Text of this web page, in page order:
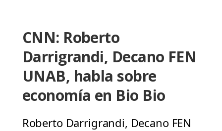
CNN: Roberto
Darrigrandi, Decano FEN
UNAB, habla sobre
economía en Bio Bio
Roberto Darrigrandi, Decano FEN